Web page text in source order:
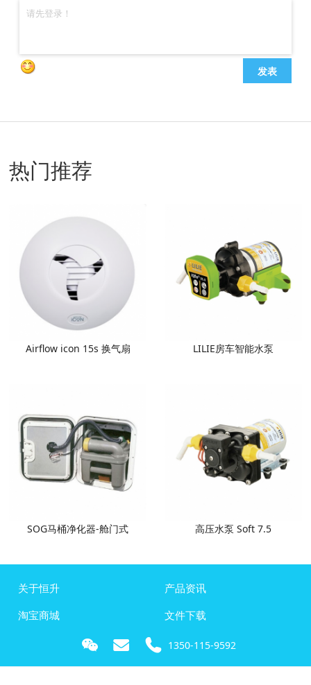
发表
热门推荐
Airflow icon 15s 换气扇 LILIE房车智能水泵
SOG马桶净化器-舱门式 高压水泵 Soft 7.5
关于恒升
产品资讯
淘宝商城
文件下载
1350-115-9592